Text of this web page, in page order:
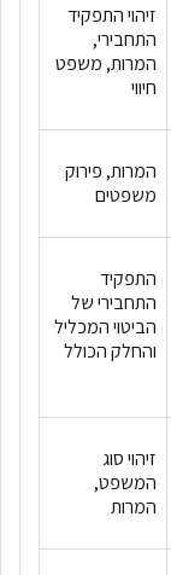
זיהוי התפקיד
התחבירי,
המרות, משפט
חיווי
המרות, פירוק
משפטים
התפקיד
התחבירי של
הביטוי המכליל
והחלק הכולל
זיהוי סוג
המשפט,
המרות